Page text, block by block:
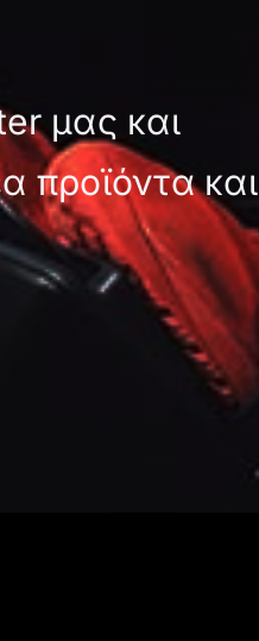
μας και
προϊόντα και